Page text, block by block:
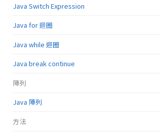
Java Switch Expression
Java for 迴圈
Java while 迴圈
Java break continue
陣列
Java 陣列
方法